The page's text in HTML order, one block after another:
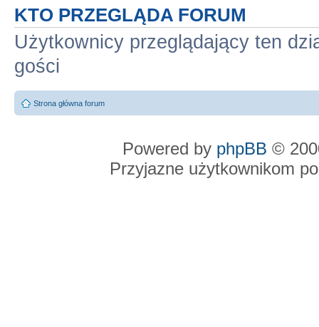
KTO PRZEGLĄDA FORUM
Użytkownicy przeglądający ten
gości
Strona główna forum
Powered by phpBB ©
Przyjazne użytkownikom